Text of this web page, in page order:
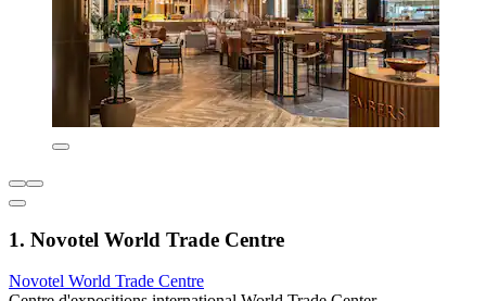
1. Novotel World Trade Centre
Novotel World Trade Centre